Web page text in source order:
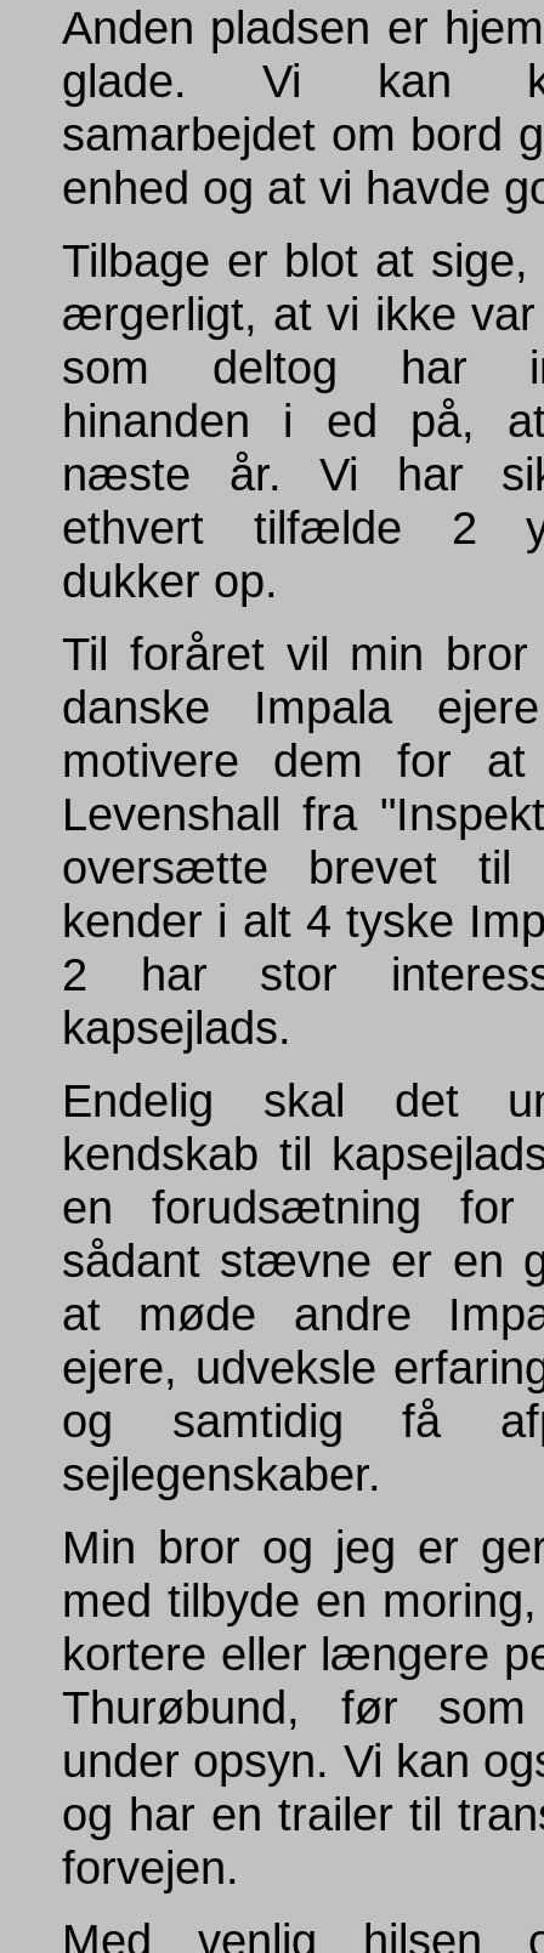
Anden pladsen er
glade. Vi kan
samarbejdet om bord
enhed og at vi havde
Tilbage er blot at
ærgerligt, at vi ikke
som deltog har
hinanden i ed på,
næste år. Vi har
ethvert tilfælde 2
dukker op.
Til foråret vil min
danske Impala
motivere dem for at
Levenshall fra
oversætte brevet
kender i alt 4 tyske
2 har stor
kapsejlads.
Endelig skal det
kendskab til
en forudsætning
sådant stævne er en
at møde andre
ejere, udveksle
og samtidig få
sejlegenskaber.
Min bror og jeg er
med tilbyde en
kortere eller længere
Thurøbund, før
under opsyn. Vi kan
og har en trailer til
forvejen.
Med venlig hilsen